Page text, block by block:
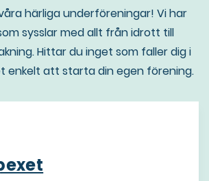
härliga underföreningar! Vi har
sysslar med allt från idrott till
Hittar du inget som faller dig i
enkelt att starta din egen förening.